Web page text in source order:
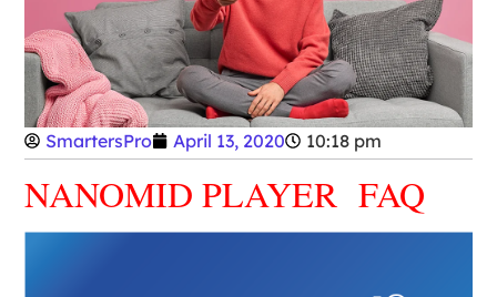
SmartersPro April 13, 2020 10:18 pm
NANOMID PLAYER FAQ